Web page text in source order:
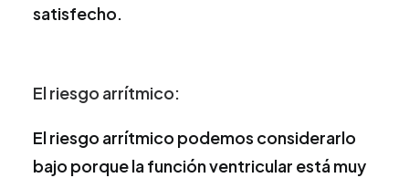
satisfecho.
El riesgo arrítmico:
El riesgo arrítmico podemos considerarlo
bajo porque la función ventricular está muy